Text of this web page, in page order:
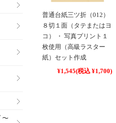
普通台紙三ツ折（012）
８切１面（タテまたはヨ
コ） ・ 写真プリント１
枚使用（高級ラスター
紙）セット作成
¥1,545(税込 ¥1,700)
～